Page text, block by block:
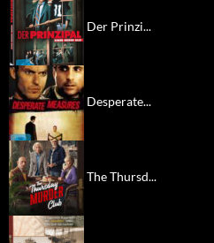
Der Prinzi...
Desperate...
The Thursd...